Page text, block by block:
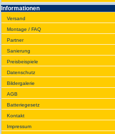
Infor­ma­tionen
Versand
Montage / FAQ
Partner
Sanie­rung
Preis­beispiele
Daten­schutz
Bilder­galerie
AGB
Batte­rie­gesetz
Kontakt
Impres­sum